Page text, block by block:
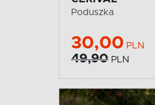
Poduszka
30,00 PLN
49,90 PLN